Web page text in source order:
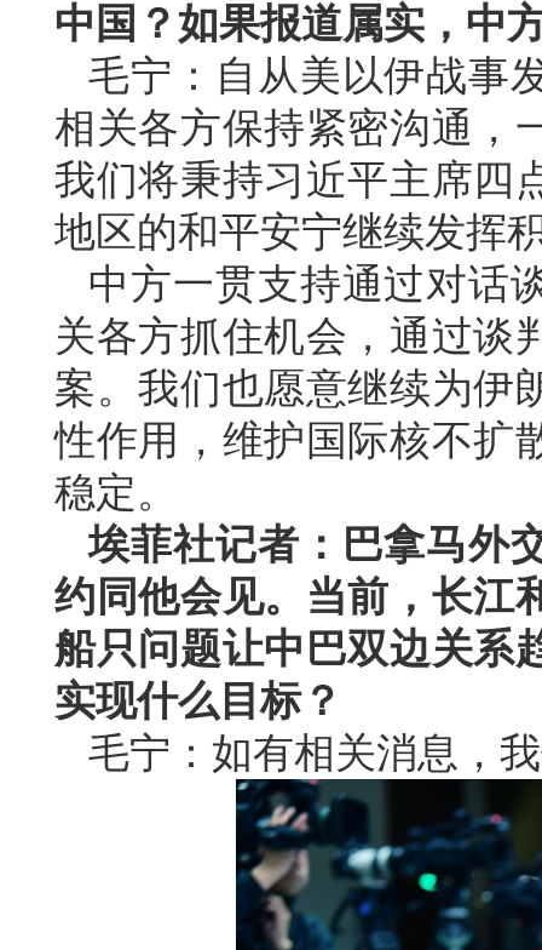
中国？如果报道属实，中
毛宁：自从美以伊战事
相关各方保持紧密沟通，
我们将秉持习近平主席四
地区的和平安宁继续发挥
中方一贯支持通过对话
关各方抓住机会，通过谈
案。我们也愿意继续为伊
性作用，维护国际核不扩
稳定。
埃菲社记者：巴拿马外
约同他会见。当前，长江
船只问题让中巴双边关系
实现什么目标？
毛宁：如有相关消息，